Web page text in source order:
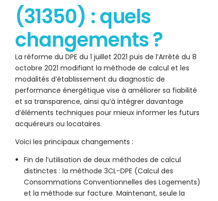
(31350) : quels
changements ?
La réforme du DPE du 1 juillet 2021 puis de l’Arrêté du 8
octobre 2021 modifiant la méthode de calcul et les
modalités d’établissement du diagnostic de
performance énergétique vise à améliorer sa fiabilité
et sa transparence, ainsi qu’à intégrer davantage
d’éléments techniques pour mieux informer les futurs
acquéreurs ou locataires.
Voici les principaux changements :
Fin de l’utilisation de deux méthodes de calcul
distinctes : la méthode 3CL-DPE (Calcul des
Consommations Conventionnelles des Logements)
et la méthode sur facture. Maintenant, seule la